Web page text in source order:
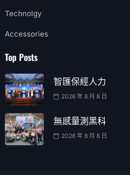
Technolgy
Accessories
Top Posts
智匯保經人力
2026 年 8 月 8 日
無感量測黑科
2026 年 8 月 8 日